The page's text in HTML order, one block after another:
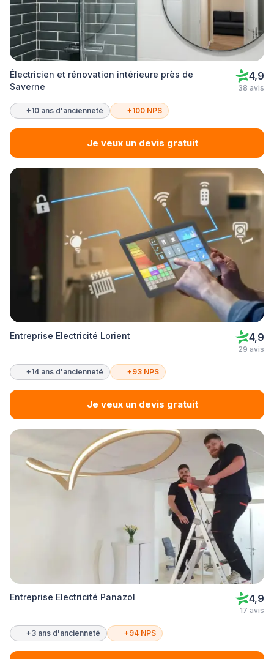
Électricien et rénovation intérieure près de
Saverne
4,9
38 avis
+10 ans d'ancienneté +100 NPS
Je veux un devis gratuit
Entreprise Electricité Lorient 4,9
29 avis
+14 ans d'ancienneté +93 NPS
Je veux un devis gratuit
Entreprise Electricité Panazol 4,9
17 avis
+3 ans d'ancienneté +94 NPS